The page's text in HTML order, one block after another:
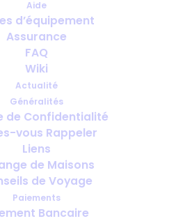
Aide
d’équipement
Assurance
FAQ
Wiki
Actualité
Généralités
de Confidentialité
vous Rappeler
Liens
de Maisons
de Voyage
Paiements
Bancaire
à l’avance faut-
pour le voyage ?